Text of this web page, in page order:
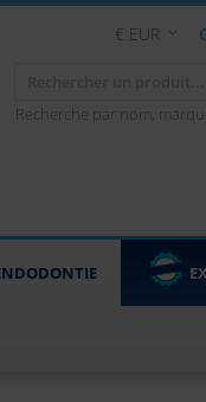
€ EUR 
Recherche par nom,